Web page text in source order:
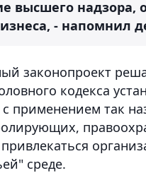
высшего надзора,
- напомнил
законопроект
кодекса
с применением так
среде.